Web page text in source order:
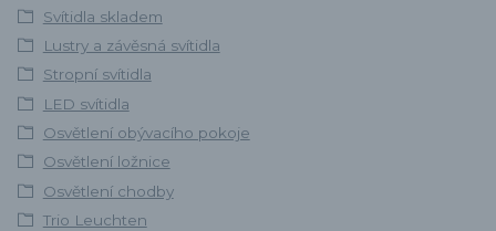
Svítidla skladem
Lustry a závěsná svítidla
Stropní svítidla
LED svítidla
Osvětlení obývacího pokoje
Osvětlení ložnice
Osvětlení chodby
Trio Leuchten